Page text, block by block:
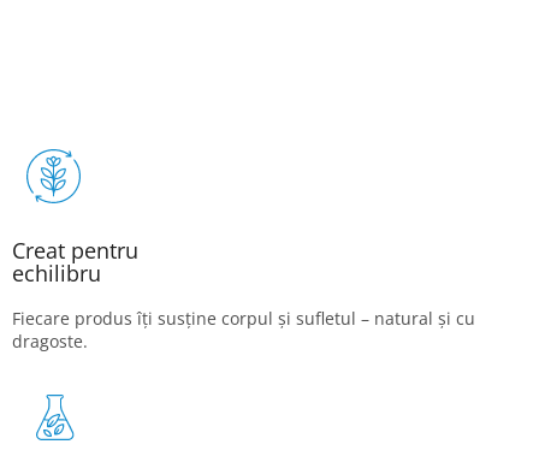
Creat pentru
echilibru
Fiecare produs îți susține corpul și sufletul – natural și cu
dragoste.